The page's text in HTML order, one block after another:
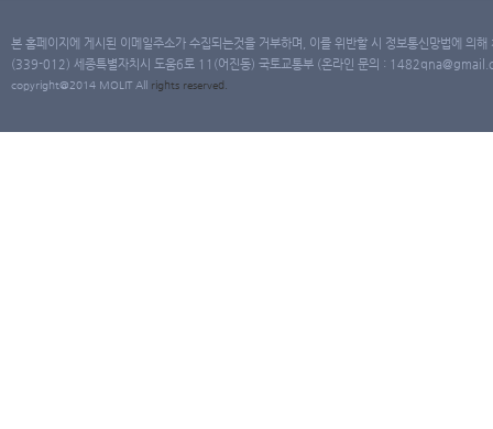
본 홈페이지에 게시된 이메일주소가 수집되는것을 거부하며, 이를 위반할 시 정보통신망법에 의
(339-012) 세종특별자치시 도움6로 11(어진동) 국토교통부 (온라인 문의 :
copyright@2014 MOLIT All rights reserved.